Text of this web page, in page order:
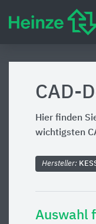
CAD-
Hier finden
wichtigsten
Hersteller:
Auswahl